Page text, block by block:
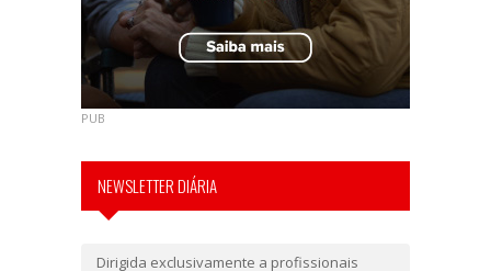
PUB
NEWSLETTER DIÁRIA
Dirigida exclusivamente a profissionais